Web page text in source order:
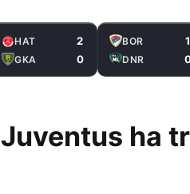
HAT 2
GKA 0
BOR 1
DNR
ha